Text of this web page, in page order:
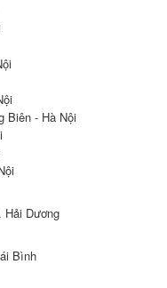
Biên - Hà Nội
Hải Dương
Bình